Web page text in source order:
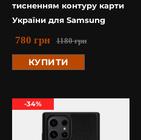
тисненням контуру карти
України для Samsung
1180грн
780 грн
КУПИТИ
-34%